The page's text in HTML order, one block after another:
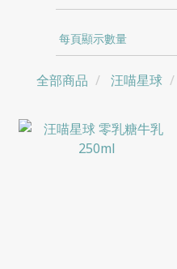
全部商品 汪喵星球